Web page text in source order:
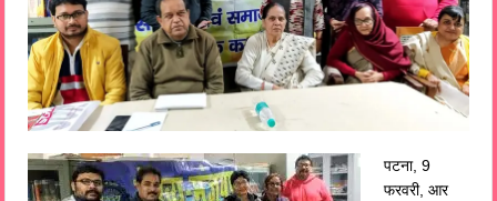
पटना, 9
फरवरी, आर